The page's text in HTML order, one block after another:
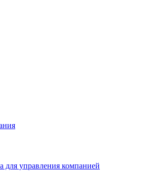
для управления компанией